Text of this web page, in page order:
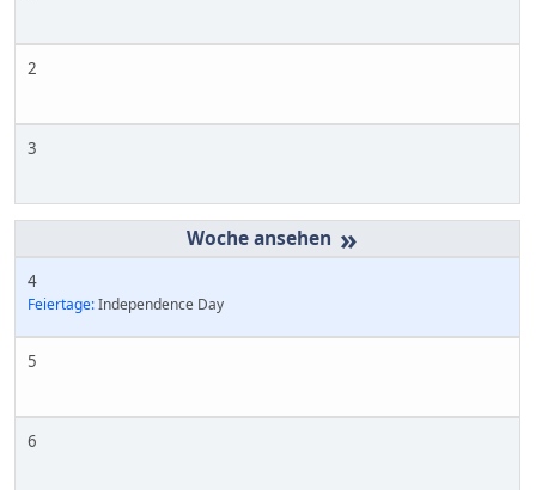
2
3
»
4
Feiertage:Independence Day
5
6